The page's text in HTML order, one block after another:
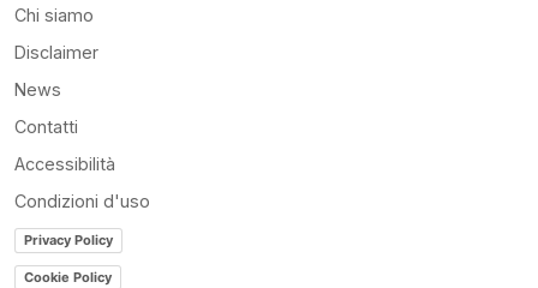
Chi siamo
Disclaimer
News
Contatti
Accessibilità
Condizioni d'uso
Privacy Policy
Cookie Policy